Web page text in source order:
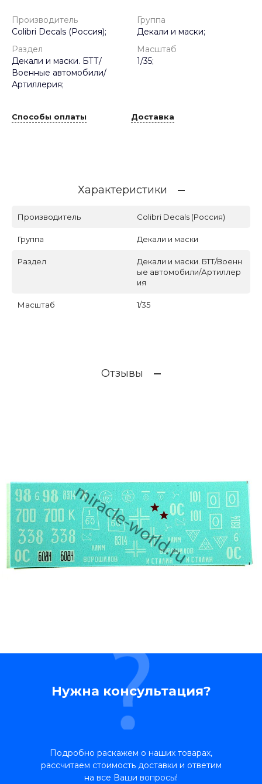
Производитель
Colibri Decals (Россия);
Группа
Декали и маски;
Раздел
Декали и маски. БТТ/
Военные автомобили/
Артиллерия;
Масштаб
1/35;
Способы оплаты Доставка
Характеристики
Производитель Colibri Decals (Россия)
Группа Декали и маски
Раздел
Декали и маски. БТТ/Военн
ые автомобили/Артиллер
ия
Масштаб 1/35
Отзывы
Нужна консультация?
Подробно раскажем о наших товарах,
рассчитаем стоимость доставки и ответим
на все Ваши вопросы!